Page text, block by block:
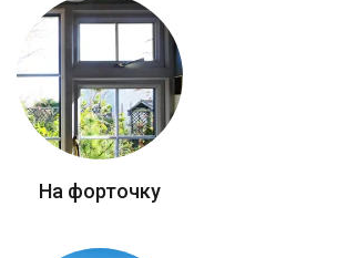
На форточку